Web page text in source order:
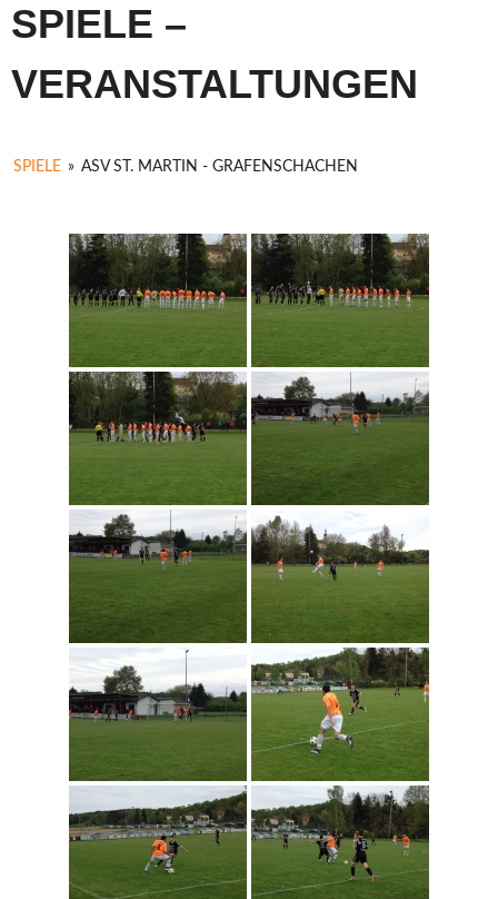
SPIELE –
VERANSTALTUNGEN
SPIELE » ASV ST. MARTIN - GRAFENSCHACHEN